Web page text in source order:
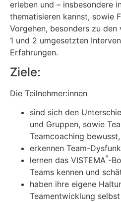
erleben und – insbesondere
thematisieren kannst, sowie
Vorgehen, besonders zu
1 und 2 umgesetzten
Erfahrungen.
Ziele:
Die Teilnehmer:innen
sind sich den
und Gruppen, sowie
Teamcoaching bewusst,
erkennen Team-
lernen das VISTEMA®-
Teams kennen und
haben ihre eigene
Teamentwicklung